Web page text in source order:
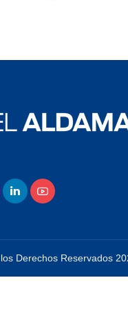
Derechos Reservados